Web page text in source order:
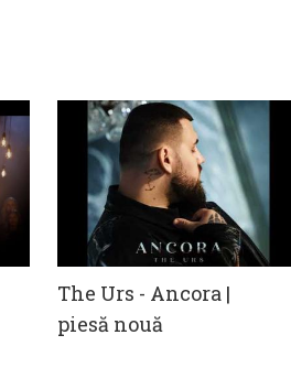
The Urs - Ancora |
piesă nouă